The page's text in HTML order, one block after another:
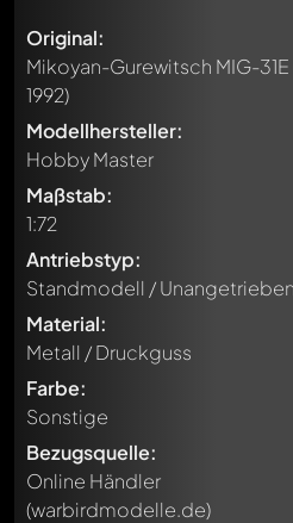
Original:
Mikoyan-Gurewitsch MIG-31E
1992)
Modellhersteller:
Hobby Master
Maßstab:
1:72
Antriebstyp:
Standmodell / Unangetrieben
Material:
Metall / Druckguss
Farbe:
Sonstige
Bezugsquelle:
Online Händler
(warbirdmodelle.de)